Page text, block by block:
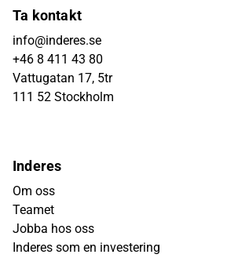
Ta kontakt
info@inderes.se
+46 8 411 43 80
Vattugatan 17, 5tr
111 52 Stockholm
Inderes
Om oss
Teamet
Jobba hos oss
Inderes som en investering